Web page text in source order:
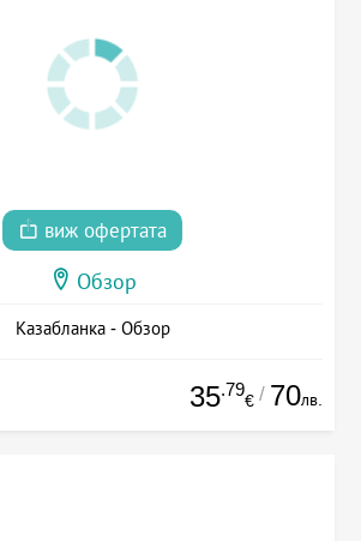
виж офертата
Обзор
Казабланка - Обзор
35.79
€ / 70лв.